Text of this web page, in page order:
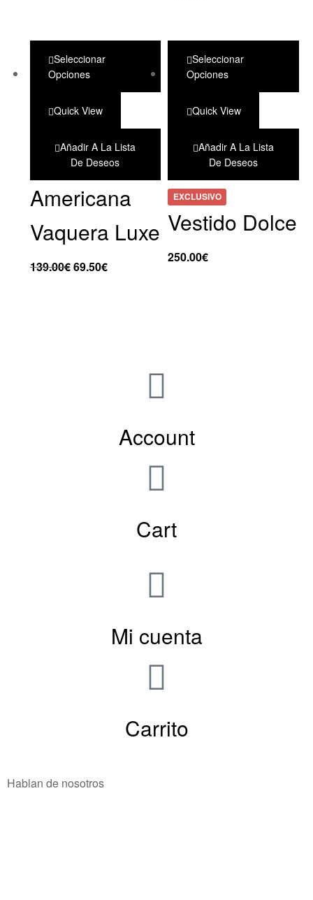
Seleccionar
Opciones
Quick View
Añadir A La Lista
De Deseos
Americana
Vaquera Luxe
139.00€69.50€
Seleccionar
Opciones
Quick View
Añadir A La Lista
De Deseos
EXCLUSIVO
Vestido Dolce
250.00€
Account
Cart
Mi cuenta
Carrito
Hablan de nosotros